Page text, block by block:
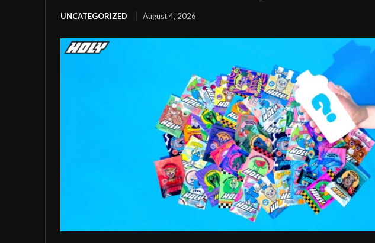
UNCATEGORIZED August 4, 2026